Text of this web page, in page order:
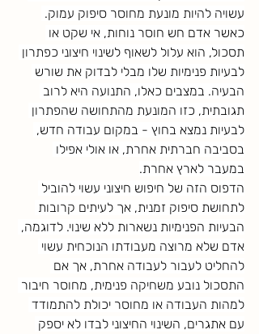
עשויה להיות מונעת מחוסר סיפוק עמוק.
כאשר אדם חש חוסר נוחות, אי שקט או
תסכול, הוא עלול לשאוף לשינוי חיצוני כפתרון
לבעיות פנימיות שלו מבלי לבדוק את שורש
הבעיה. במצבים כאלו, התנועה היא לרוב
תגובתית, כזו המונעת מהתחושה שהפתרון
לבעיות נמצא בחוץ - במקום עבודה חדש,
בסביבה חברתית אחרת, או אולי אפילו
במעבר לארץ אחרת.
הדפוס הזה של חיפוש חיצוני עשוי להוביל
לתחושת סיפוק זמנית, אך לעיתים קרובות
הבעיות הפנימיות נשארות ללא שינוי. לדוגמה,
אדם שלא מרוצה מעבודתו הנוכחית עשוי
להחליט לעבור לעבודה אחרת, אך אם
התסכול נובע משחיקה פנימית, מחוסר חיבור
למהות העבודה או מחוסר יכולת להתמודד
עם אתגרים, השינוי החיצוני לבדו לא יספק